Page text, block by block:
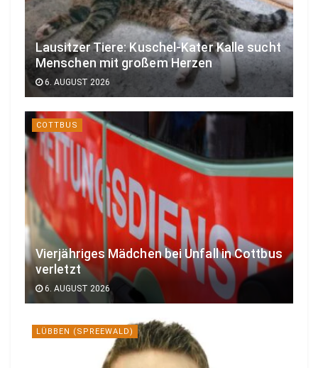
Lausitzer Tiere: Kuschel-Kater Kalle sucht
Menschen mit großem Herzen
6. AUGUST 2026
COTTBUS
Vierjähriges Mädchen bei Unfall in Cottbus
verletzt
6. AUGUST 2026
LÜBBEN (SPREEWALD)